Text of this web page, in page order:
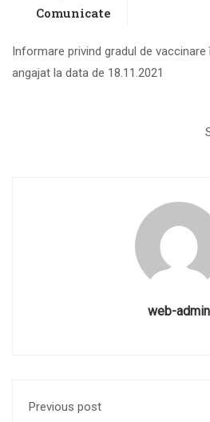
Comunicate
Informare privind gradul de vaccinare
angajat la data de 18.11.2021
web-admin
Previous post